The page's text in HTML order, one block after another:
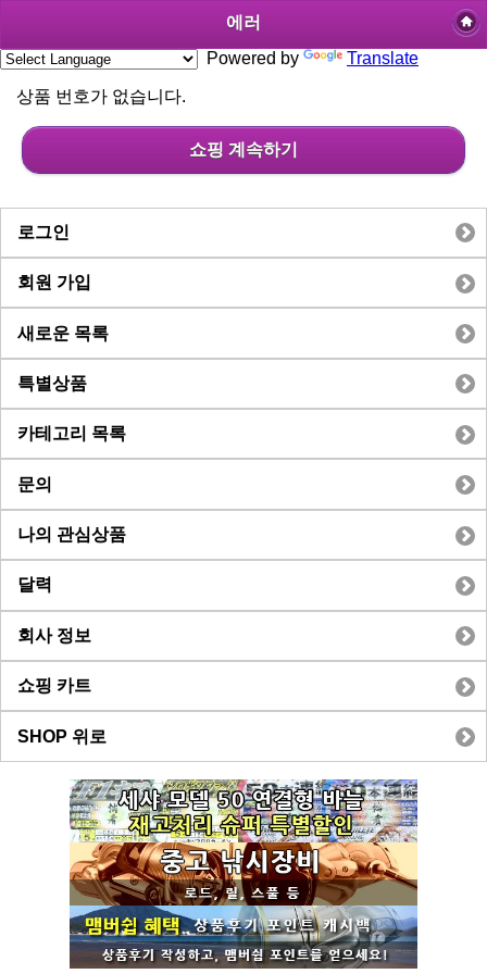
에러
Powered by
Translate
상품 번호가 없습니다.
쇼핑 계속하기
로그인
회원 가입
새로운 목록
특별상품
카테고리 목록
문의
나의 관심상품
달력
회사 정보
쇼핑 카트
SHOP 위로